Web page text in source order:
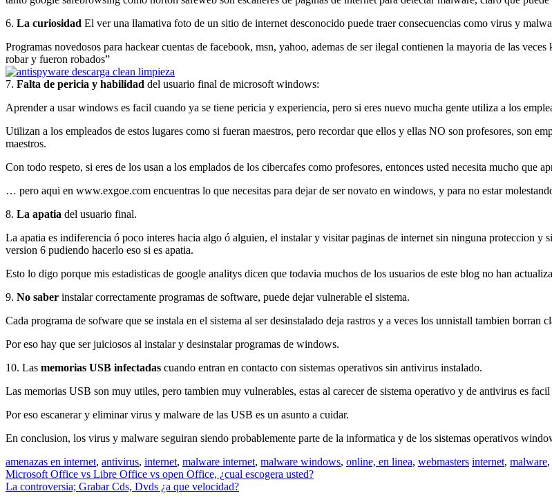
6. La curiosidad El ver una llamativa foto de un sitio de internet desconocido puede traer consecuencias como virus y
Programas novedosos para hackear cuentas de facebook, msn, yahoo, ademas de ser ilegal contienen la mayoria de las
robar y fueron robados”
7. Falta de pericia y habilidad del usuario final de microsoft windows:
Aprender a usar windows es facil cuando ya se tiene pericia y experiencia, pero si eres nuevo mucha gente utiliza a los
Utilizan a los empleados de estos lugares como si fueran maestros, pero recordar que ellos y ellas NO son profesores, son
maestros.
Con todo respeto, si eres de los usan a los emplados de los cibercafes como profesores, entonces usted necesita mucho que
… pero aqui en www.exgoe.com encuentras lo que necesitas para dejar de ser novato en windows, y para no estar
8. La apatia del usuario final.
La apatia es indiferencia ó poco interes hacia algo ó alguien, el instalar y visitar paginas de internet sin ninguna proteccion
version 6 pudiendo hacerlo eso si es apatia.
Esto lo digo porque mis estadisticas de google analitys dicen que todavia muchos de los usuarios de este blog no han
9. No saber instalar correctamente programas de software, puede dejar vulnerable el sistema.
Cada programa de sofware que se instala en el sistema al ser desinstalado deja rastros y a veces los unnistall tambien borran
Por eso hay que ser juiciosos al instalar y desinstalar programas de windows.
10. Las memorias USB infectadas cuando entran en contacto con sistemas operativos sin antivirus instalado.
Las memorias USB son muy utiles, pero tambien muy vulnerables, estas al carecer de sistema operativo y de antivirus es
Por eso escanerar y eliminar virus y malware de las USB es un asunto a cuidar.
En conclusion, los virus y malware seguiran siendo probablemente parte de la informatica y de los sistemas operativos
amenazas en internet, antivirus, internet, malware internet, malware windows, online, en linea, webmasters internet, malware,
Navegación
de
Microsoft Office vs Libre Office vs open Office, ¿cual escogera usted?
La controversia; Grabar Cds, Dvds ¿a que velocidad?